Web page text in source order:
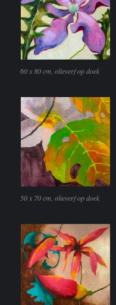
60 x 80 cm, olieverf op doek
50 x 70 cm, olieverf op doek